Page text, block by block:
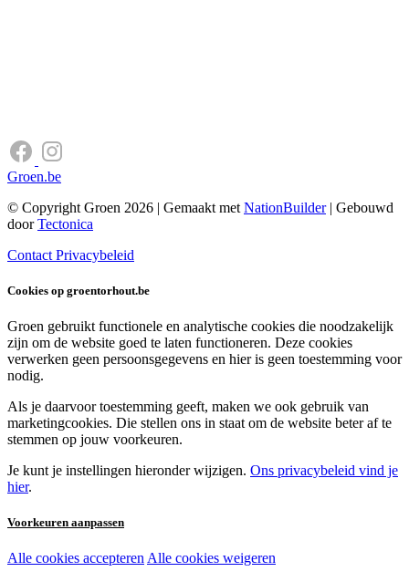
Groen.be
© Copyright Groen 2026 | Gemaakt met NationBuilder| Gebouwd
doorTectonica
Contact Privacybeleid
Cookies op groentorhout.be
Groen gebruikt functionele en analytische cookies die noodzakelijk
zijn om de website goed te laten functioneren. Deze cookies
verwerken geen persoonsgegevens en hier is geen toestemming voor
nodig.
Als je daarvoor toestemming geeft, maken we ook gebruik van
marketingcookies. Die stellen ons in staat om de website beter af te
stemmen op jouw voorkeuren.
Je kunt je instellingen hieronder wijzigen. Ons privacybeleid vind je
hier.
Voorkeuren aanpassen
Noodzakelijke cookies:
Alle cookies accepteren Alle cookies weigeren